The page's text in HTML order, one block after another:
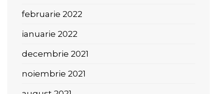
februarie 2022
ianuarie 2022
decembrie 2021
noiembrie 2021